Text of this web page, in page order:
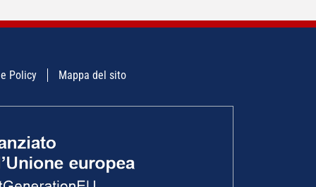
Policy Mappa del sito